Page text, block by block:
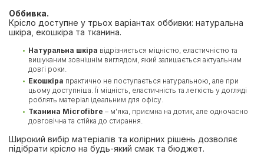
Оббивка.
Крісло доступне у трьох варіантах оббивки: натуральна
шкіра, екошкіра та тканина.
Натуральна шкіра відрізняється міцністю, еластичністю та
вишуканим зовнішнім виглядом, який залишається актуальним
довгі роки.
Екошкіра практично не поступається натуральною, але при
цьому доступніша. Її міцність, еластичність та легкість у догляді
роблять матеріал ідеальним для офісу.
Тканина Microfibre – м'яка, приємна на дотик, але одночасно
довговічна та стійка до стирання.
Широкий вибір матеріалів та колірних рішень дозволяє
підібрати крісло на будь-який смак та бюджет.